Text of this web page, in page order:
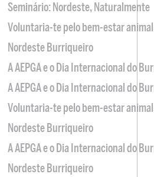
Seminário: Nordeste, Naturalmente
Voluntaria-te pelo bem-estar animal
Nordeste Burriqueiro
A AEPGA e o Dia Internacional do
A AEPGA e o Dia Internacional do
Voluntaria-te pelo bem-estar animal
Nordeste Burriqueiro
A AEPGA e o Dia Internacional do
Nordeste Burriqueiro